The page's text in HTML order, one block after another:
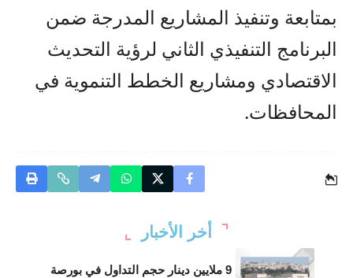
بمتابعة وتنفيذ المشاريع المدرجة ضمن
البرنامج التنفيذي الثاني لرؤية التحديث
الاقتصادي ومشاريع الخطط التنموية في
المحافظات.
أخر الأخبار
9 ملايين دينار حجم التداول في بورصة